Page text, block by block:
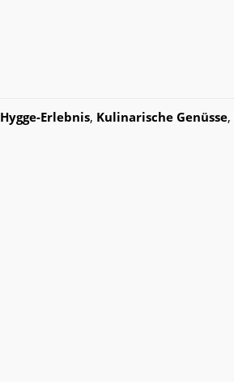
Hygge-Erlebnis, Kulinarische Genüsse,